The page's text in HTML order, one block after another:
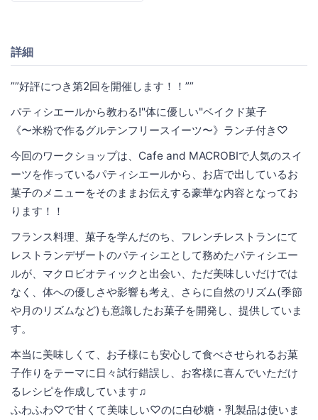
詳細
””好評につき第2回を開催します！！””
パティシエールから教わる!"体に優しい"ベイクド菓子
《〜米粉で作るグルテンフリースイーツ〜》ランチ付き♡
今回のワークショップは、Cafe and MACROBIで人気のスイ
ーツを作っているパティシエールから、お店で出しているお
菓子のメニューをそのままお伝えする豪華な内容となってお
ります！！
フランス料理、菓子を学んだのち、フレンチレストランにて
レストランデザートのパティシエとして務めたパティシエー
ルが、マクロビオティックと出会い、ただ美味しいだけでは
なく、体への優しさや影響も考え、さらに自然のリズム(季節
や月のリズムなど)も意識したお菓子を開発し、提供していま
す。
本当に美味しくて、お子様にも安心して食べさせられるお菓
子作りをテーマに日々試行錯誤し、お客様に喜んでいただけ
るレシピを作成しています♫
ふわふわ♡で甘くて美味しい♡のに白砂糖・乳製品は使いま